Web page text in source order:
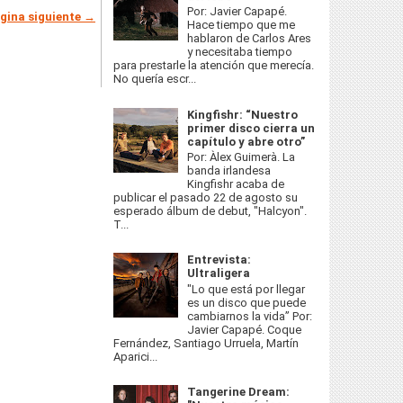
siguiente →
Por: Javier Capapé.
Hace tiempo que me
hablaron de Carlos Ares
y necesitaba tiempo
para prestarle la atención que merecía.
No quería escr...
Kingfishr: “Nuestro
primer disco cierra un
capítulo y abre otro”
Por: Àlex Guimerà. La
banda irlandesa
Kingfishr acaba de
publicar el pasado 22 de agosto su
esperado álbum de debut, "Halcyon".
T...
Entrevista:
Ultraligera
"Lo que está por llegar
es un disco que puede
cambiarnos la vida” Por:
Javier Capapé. Coque
Fernández, Santiago Urruela, Martín
Aparici...
Tangerine Dream: